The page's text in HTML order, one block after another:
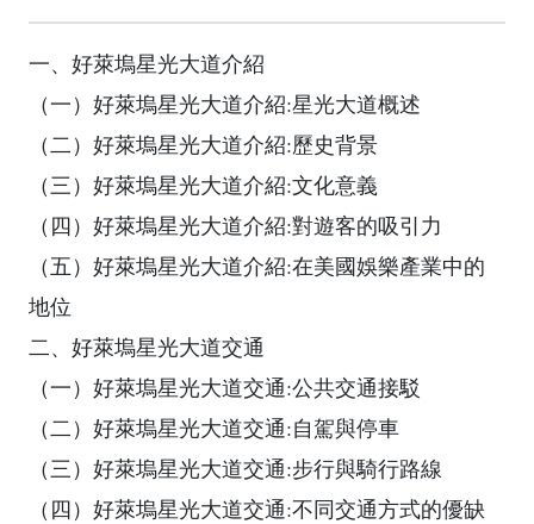
一、好萊塢星光大道介紹
（一）好萊塢星光大道介紹:星光大道概述
（二）好萊塢星光大道介紹:歷史背景
（三）好萊塢星光大道介紹:文化意義
（四）好萊塢星光大道介紹:對遊客的吸引力
（五）好萊塢星光大道介紹:在美國娛樂產業中的
地位
二、好萊塢星光大道交通
（一）好萊塢星光大道交通:公共交通接駁
（二）好萊塢星光大道交通:自駕與停車
（三）好萊塢星光大道交通:步行與騎行路線
（四）好萊塢星光大道交通:不同交通方式的優缺